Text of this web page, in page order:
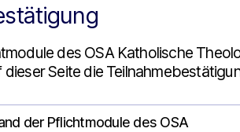
des OSA Katholische
dieser Seite die
der Pflichtmodule des OSA